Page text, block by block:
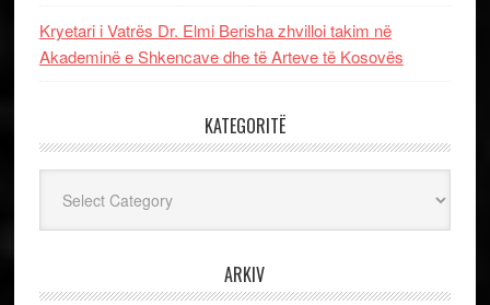
Kryetari i Vatrës Dr. Elmi Berisha zhvilloi takim në
Akademinë e Shkencave dhe të Arteve të Kosovës
KATEGORITË
ARKIV